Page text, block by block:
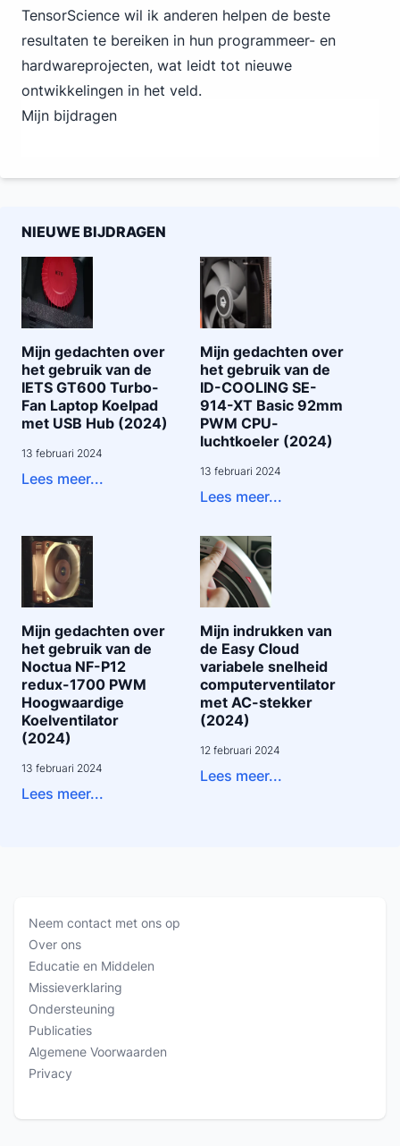
TensorScience wil ik anderen helpen de beste
resultaten te bereiken in hun programmeer- en
hardwareprojecten, wat leidt tot nieuwe
ontwikkelingen in het veld.
Mijn bijdragen
NIEUWE BIJDRAGEN
Mijn gedachten over
het gebruik van de
IETS GT600 Turbo-
Fan Laptop Koelpad
met USB Hub (2024)
13 februari 2024
Lees meer...
Mijn gedachten over
het gebruik van de
ID-COOLING SE-
914-XT Basic 92mm
PWM CPU-
luchtkoeler (2024)
13 februari 2024
Lees meer...
Mijn gedachten over
het gebruik van de
Noctua NF-P12
redux-1700 PWM
Hoogwaardige
Koelventilator
(2024)
13 februari 2024
Lees meer...
Mijn indrukken van
de Easy Cloud
variabele snelheid
computerventilator
met AC-stekker
(2024)
12 februari 2024
Lees meer...
Neem contact met ons op
Over ons
Educatie en Middelen
Missieverklaring
Ondersteuning
Publicaties
Algemene Voorwaarden
Privacy